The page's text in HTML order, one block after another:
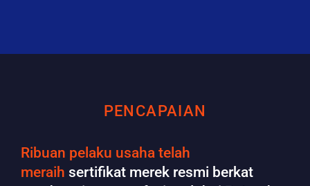
PENCAPAIAN
Ribuan pelaku usaha telah
meraih sertifikat merek resmi berkat